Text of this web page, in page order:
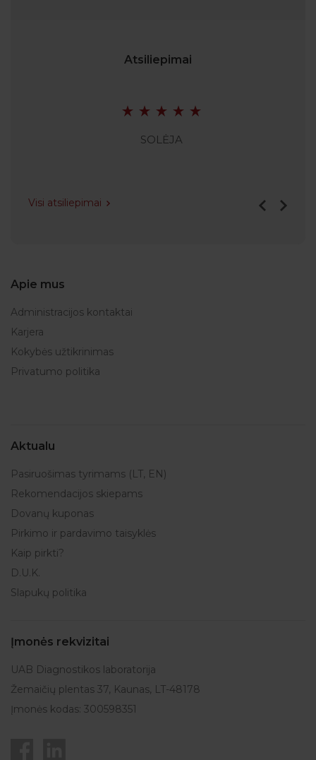
Atsiliepimai
SOLĖJA
Visi atsiliepimai
Apie mus
Administracijos kontaktai
Karjera
Kokybės užtikrinimas
Privatumo politika
Aktualu
Pasiruošimas tyrimams (LT, EN)
Rekomendacijos skiepams
Dovanų kuponas
Pirkimo ir pardavimo taisyklės
Kaip pirkti?
D.U.K.
Slapukų politika
Įmonės rekvizitai
UAB Diagnostikos laboratorija
Žemaičių plentas 37, Kaunas, LT-48178
Įmonės kodas: 300598351